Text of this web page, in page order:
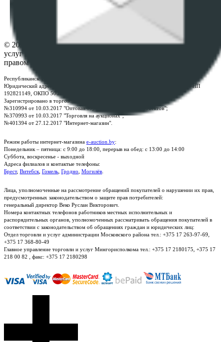
Настройки cookie-файлов
© 2026 Республиканское унитарное предприятие по оказанию
услуг "БелЮрОбеспечение" - Все права защищены авторским
правом
Республиканское унитарное предприятие по оказанию услуг "БелЮрОбеспечение"
Юридический адрес: г. Минск, пр-т. Дзержинского, 1Б, e-mail:
, УНП
192821149, ОКПО 500111895000
Зарегистрировано в торговом реестре Республики Беларусь:
№310994 от 10.03.2017 "Оптовая торговля без торговых объектов";
№370993 от 10.03.2017 "Торговля на аукционах";
№401394 от 27.12.2017 "Интернет-магазин".
Режим работы интернет-магазина e-auction.by:
Понедельник – пятница: с 9:00 до 18:00, перерыв на обед: с 13:00 до 14:00
Суббота, воскресенье - выходной
Адреса филиалов и контактые телефоны:
Брест, Витебск Гомель Гродно Могилёв
Лица, уполномоченные на рассмотрение обращений покупателей о нарушении их прав,
предусмотренных законодательством о защите прав потребителей:
генеральный директор Веко Руслан Викторович.
Номера контактных телефонов работников местных исполнительных и
распорядительных органов, уполномоченных рассматривать обращения покупателей в
соответствии с законодательством об обращениях граждан и юридических лиц:
Отдел торговли и услуг администрации Московского района тел.: +375 17 263-97-69,
+375 17 368-80-49
Главное управление торговли и услуг Мингорисполкома тел.: +375 17 2180175, +375 17
218 00 82 , факс: +375 17 2180298